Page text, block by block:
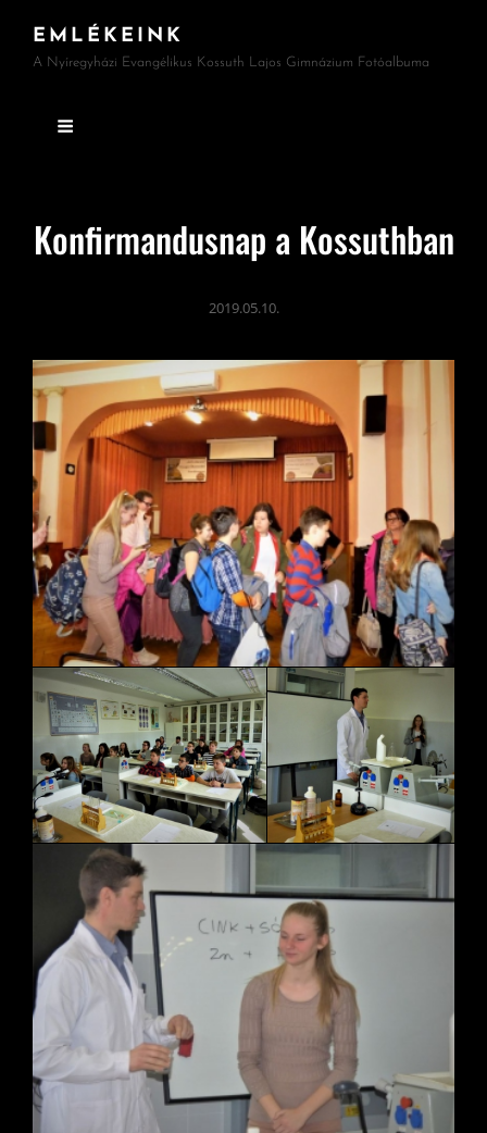
EMLÉKEINK
A Nyíregyházi Evangélikus Kossuth Lajos Gimnázium Fotóalbuma
Konfirmandusnap a Kossuthban
2019.05.10.